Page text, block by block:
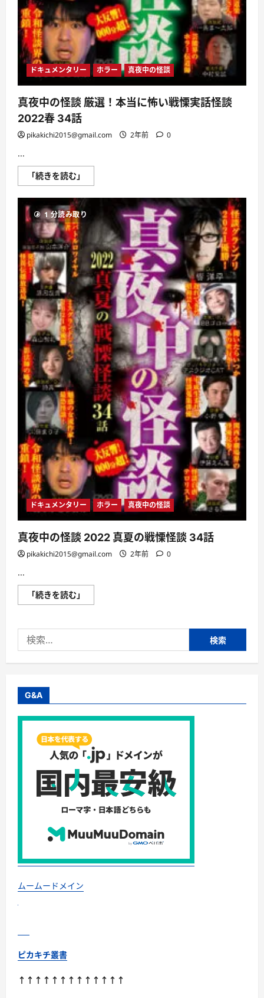
に
読
む
ドキュメンタリー ホラー 真夜中の怪談
真夜中の怪談 厳選！本当に怖い戦慄実話怪談
2022春 34話
pikakichi2015@gmail.com 2年前 0
...
「続きを読む」
夜
の
怪
談
厳
選！
当
に
怖
い
戦
実
話
怪
談
2022
春
34
話
に
つ
い
て
に
読
1 分読み取り
ドキュメンタリー ホラー 真夜中の怪談
真夜中の怪談 2022 真夏の戦慄怪談 34話
pikakichi2015@gmail.com 2年前 0
...
「続きを読む」
夜
怪
真
談
話
つ
い
て
さ
に
読
む
索:
G&A
ムームードメイン
ピカキチ叢書
↑↑↑↑↑↑↑↑↑↑↑↑↑